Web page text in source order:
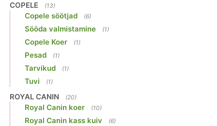
COPELE (13)
Copele söötjad (6)
Sööda valmistamine (1)
Copele Koer (1)
Pesad (1)
Tarvikud (1)
Tuvi (1)
ROYAL CANIN (20)
Royal Canin koer (10)
Royal Canin kass kuiv (6)